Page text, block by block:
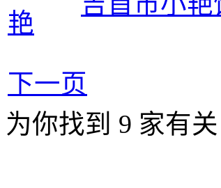
艳
下一页
为你找到 9 家有关